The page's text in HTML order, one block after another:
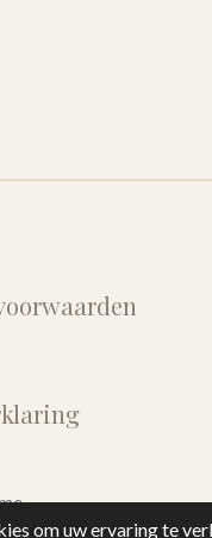
om uw ervaring te